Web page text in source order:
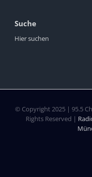
Suche
Hier suchen
© Copyright 2025 | 95.5
Rights Reserved |